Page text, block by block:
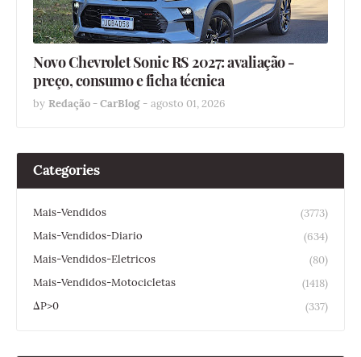
Novo Chevrolet Sonic RS 2027: avaliação -
preço, consumo e ficha técnica
by Redação - CarBlog - agosto 01, 2026
Categories
Mais-Vendidos
(3773)
Mais-Vendidos-Diario
(634)
Mais-Vendidos-Eletricos
(80)
Mais-Vendidos-Motocicletas
(1418)
ΔP>0
(337)